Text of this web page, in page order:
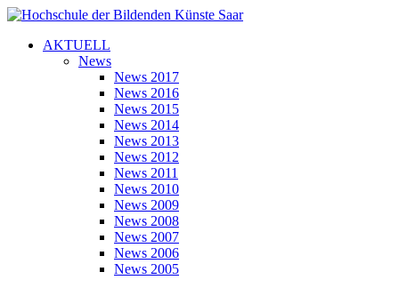
AKTUELL
News
News 2017
News 2016
News 2015
News 2014
News 2013
News 2012
News 2011
News 2010
News 2009
News 2008
News 2007
News 2006
News 2005